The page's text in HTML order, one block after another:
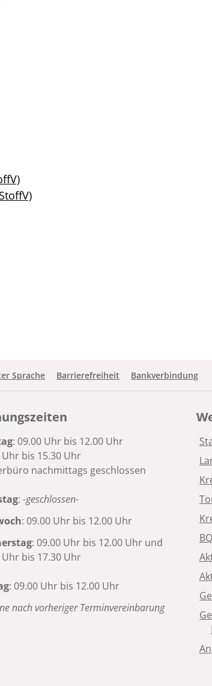
Sprache Barrierefreiheit Bankverbindung
: 09.00 Uhr bis 12.00 Uhr
Uhr bis 15.30 Uhr
nachmittags geschlossen
: -geschlossen-
: 09.00 Uhr bis 12.00 Uhr
: 09.00 Uhr bis 12.00 Uhr und
Uhr bis 17.30 Uhr
: 09.00 Uhr bis 12.00 Uhr
nach vorheriger Terminvereinbarung